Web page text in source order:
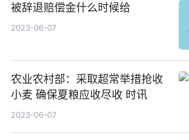
被辞退赔偿金什么时候给
2023-06-07
农业农村部：采取超常举措抢收
小麦 确保夏粮应收尽收 时讯
2023-06-07